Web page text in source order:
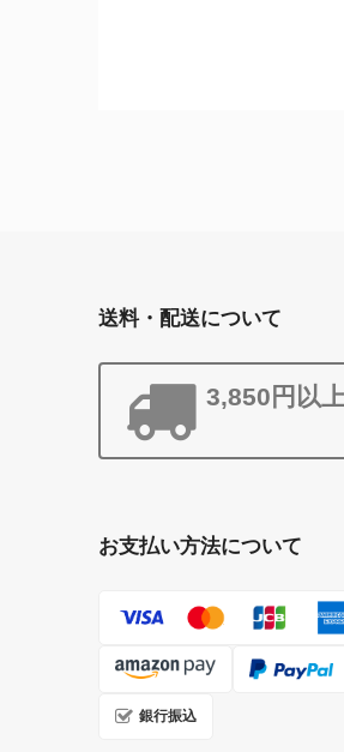
送料・配送について
3,850円以
お支払い方法について
銀行振込